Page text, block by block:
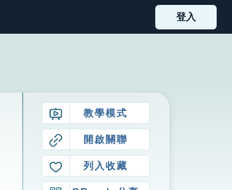
登入
教學模式
開啟關聯
列入收藏